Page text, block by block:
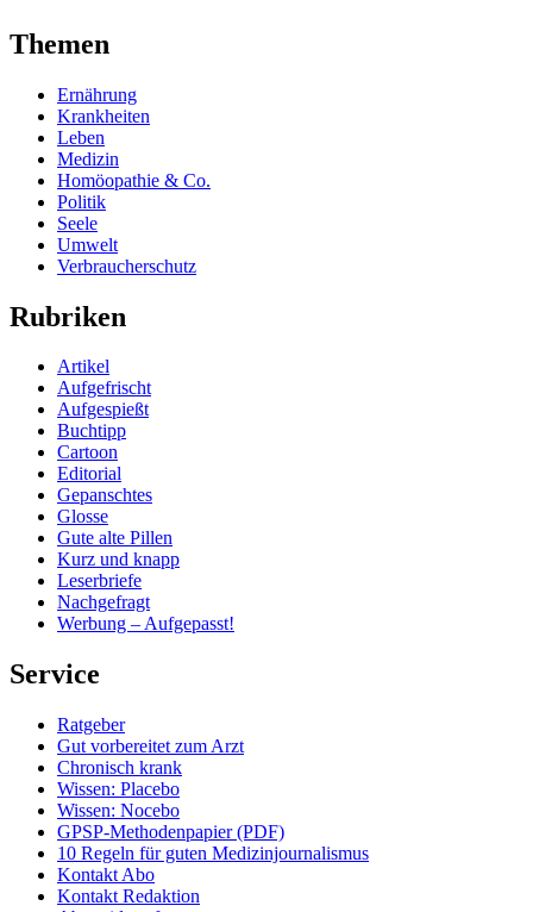
Themen
Ernährung
Krankheiten
Leben
Medizin
Homöopathie & Co.
Politik
Seele
Umwelt
Verbraucherschutz
Rubriken
Artikel
Aufgefrischt
Aufgespießt
Buchtipp
Cartoon
Editorial
Gepanschtes
Glosse
Gute alte Pillen
Kurz und knapp
Leserbriefe
Nachgefragt
Werbung – Aufgepasst!
Service
Ratgeber
Gut vorbereitet zum Arzt
Chronisch krank
Wissen: Placebo
Wissen: Nocebo
GPSP-Methodenpapier (PDF)
10 Regeln für guten Medizinjournalismus
Kontakt Abo
Kontakt Redaktion